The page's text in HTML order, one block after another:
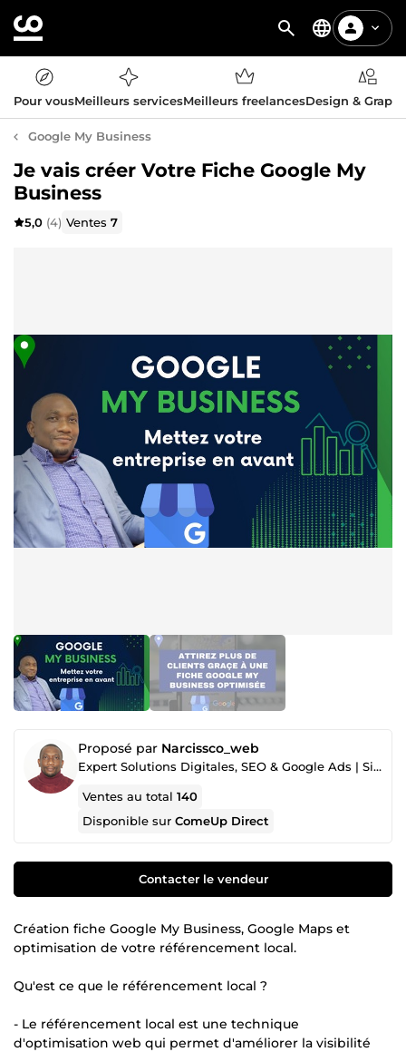
Pour vousMeilleurs servicesMeilleurs freelancesDesign &
Google My Business
Je vais créer Votre Fiche Google My
Business
5,0 (4) Ventes7
Proposé par Narcissco_web
Expert Solutions Digitales, SEO & Google Ads | Sites Web et Marketplace
Ventes au total140
Disponible surComeUp Direct
Contacter le vendeur
Création fiche Google My Business, Google Maps et
optimisation de votre référencement local.
Qu'est ce que le référencement local ?
- Le référencement local est une technique
d'optimisation web qui permet d'améliorer la visibilité